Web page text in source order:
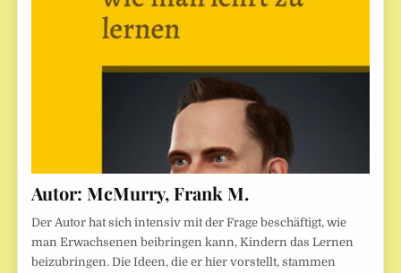
Autor: McMurry, Frank M.
Der Autor hat sich intensiv mit der Frage beschäftigt, wie
man Erwachsenen beibringen kann, Kindern das Lernen
beizubringen. Die Ideen, die er hier vorstellt, stammen